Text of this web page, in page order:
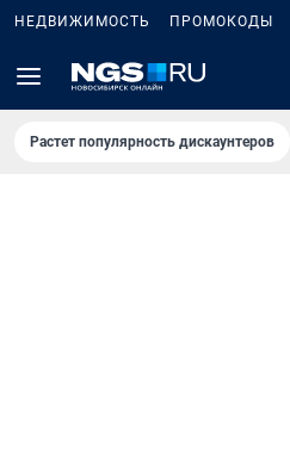
НЕДВИЖИМОСТЬ ПРОМОКОДЫ
Растет популярность дискаунтеров